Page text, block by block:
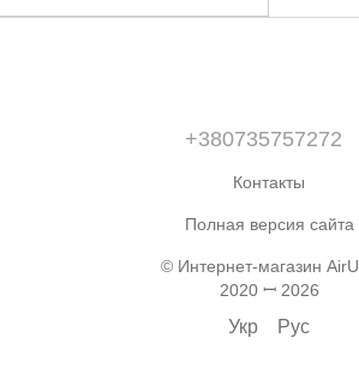
+380735757272
Контакты
Полная версия сайта
© Интернет-магазин
2020 ꟷ 2026
Укр Рус